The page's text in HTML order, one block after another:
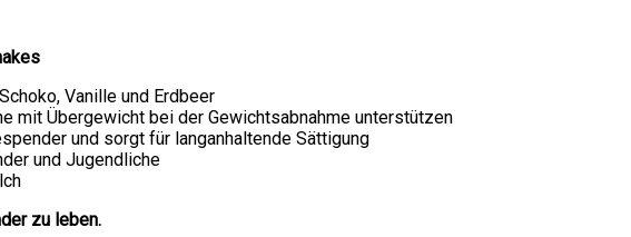
Vanille und Erdbeer
mit Übergewicht bei der Gewichtsabnahme unterstützen
und sorgt für langanhaltende Sättigung
und Jugendliche
zu leben.